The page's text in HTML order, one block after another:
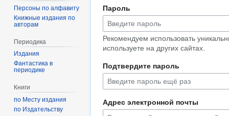
Пароль
Рекомендуем использовать
используете на других сайтах.
Подтвердите пароль
Адрес электронной почты
Персоны по алфавиту
Книжные издания по
авторам
Периодика
Издания
Фантастика в
периодике
Книги
по Месту издания
по Издательству